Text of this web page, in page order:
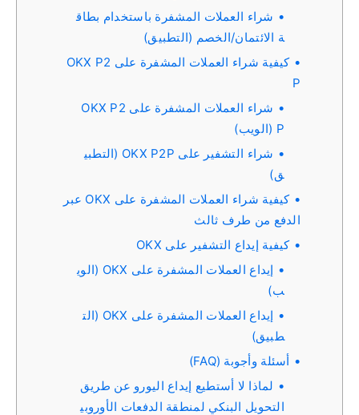
شراء العملات المشفرة باستخدام بطاق
ة الائتمان/الخصم (التطبيق)
كيفية شراء العملات المشفرة على OKX P2
P
شراء العملات المشفرة على OKX P2
P (الويب)
شراء التشفير على OKX P2P (التطبي
ق)
كيفية شراء العملات المشفرة على OKX عبر
الدفع من طرف ثالث
كيفية إيداع التشفير على OKX
إيداع العملات المشفرة على OKX (الوي
ب)
إيداع العملات المشفرة على OKX (الت
طبيق)
أسئلة وأجوبة (FAQ)
لماذا لا أستطيع إيداع اليورو عن طريق
التحويل البنكي لمنطقة الدفعات الأوروبي